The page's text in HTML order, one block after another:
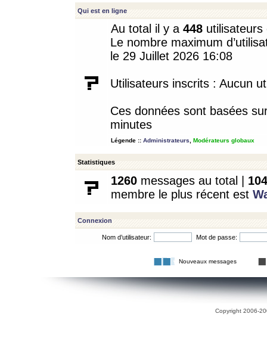
Qui est en ligne
Au total il y a 448
Le nombre maximum
le 29 Juillet 2026 16:08
Utilisateurs inscrits : Aucun
Ces données sont basées
minutes
Légende :: Administrateurs Modérateurs globaux
Statistiques
1260 messages au total | 104
membre le plus récent est
Connexion
Nom d’utilisateur: Mot de passe:
Nouveaux messages
Copyright 2006-